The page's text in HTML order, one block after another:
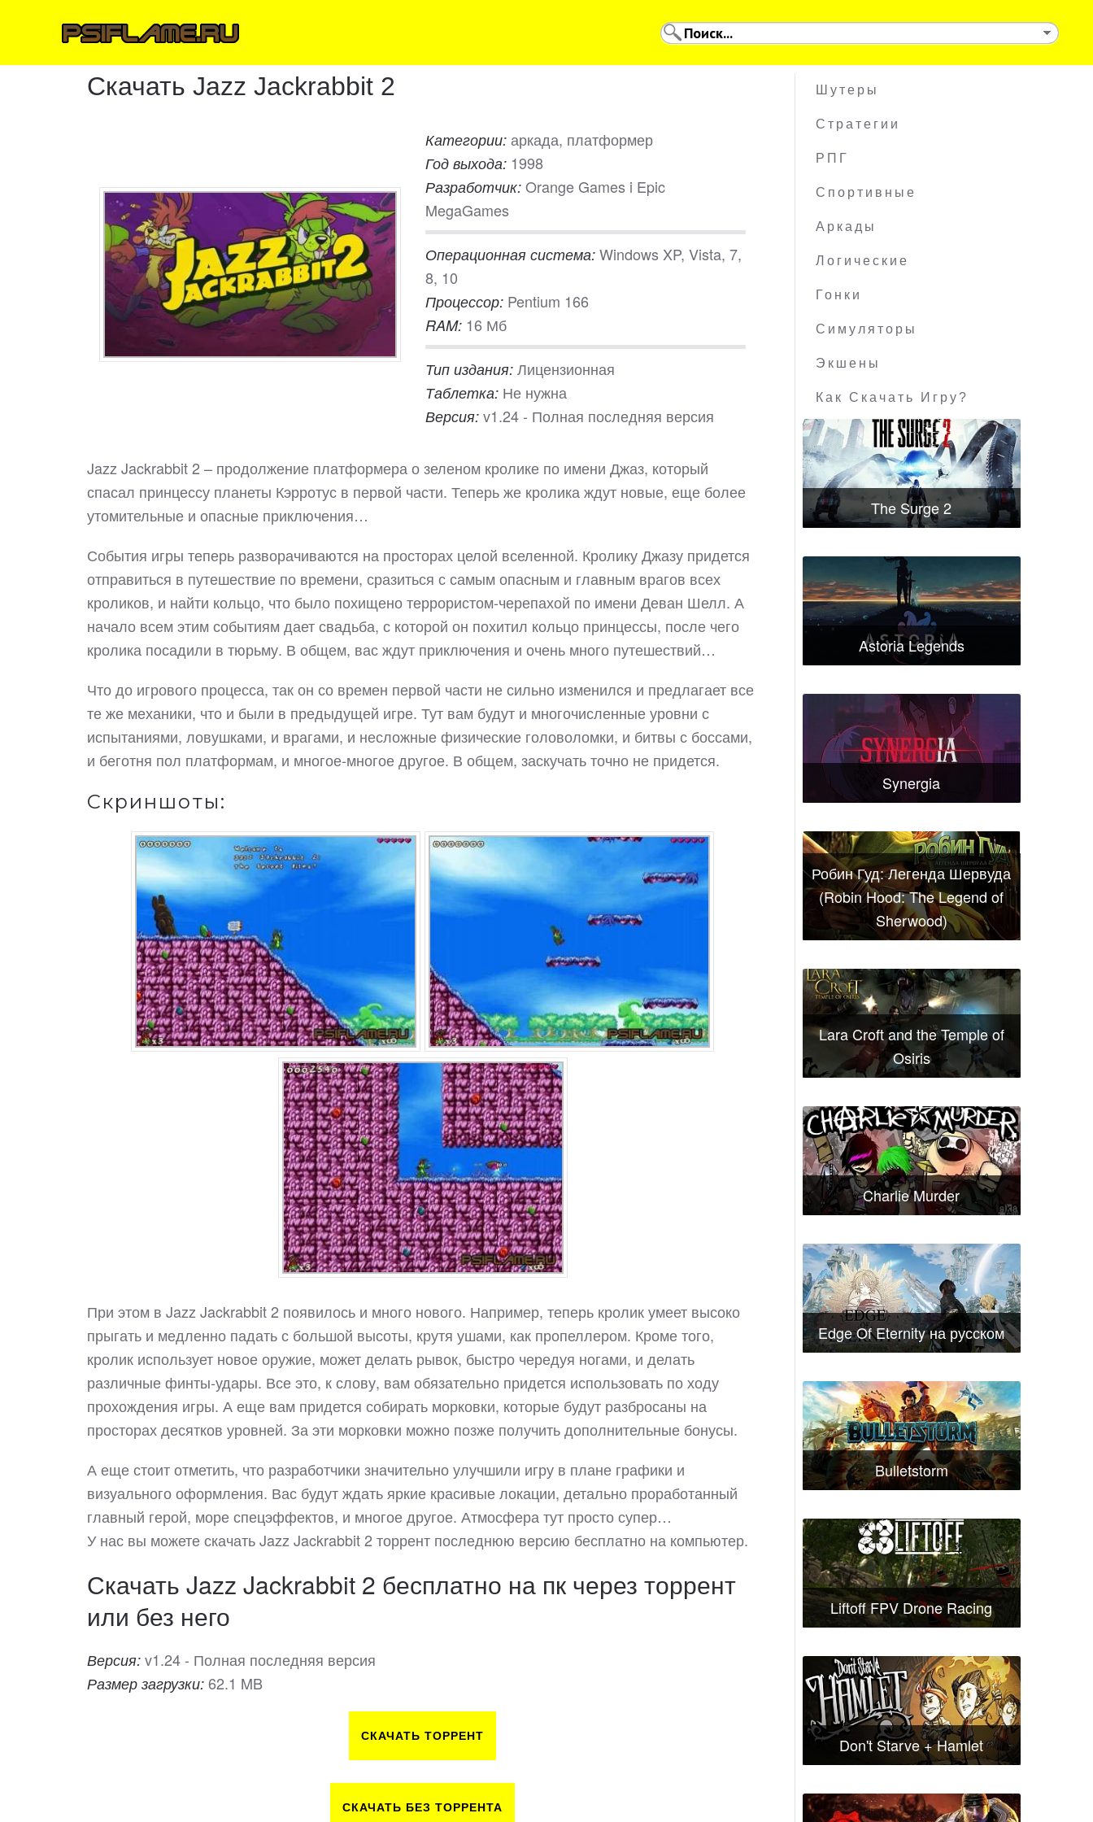
Скачать Jazz Jackrabbit 2
Категории: аркада, платформер
Год выхода: 1998
Разработчик: Orange Games i Epic
MegaGames
Операционная система: Windows XP, Vista, 7,
8, 10
Процессор: Pentium 166
RAM: 16 Мб
Тип издания: Лицензионная
Таблетка: Не нужна
Версия: v1.24 - Полная последняя версия
Jazz Jackrabbit 2 – продолжение платформера о зеленом кролике по имени Джаз, который
спасал принцессу планеты Кэрротус в первой части. Теперь же кролика ждут новые, еще более
утомительные и опасные приключения…
События игры теперь разворачиваются на просторах целой вселенной. Кролику Джазу придется
отправиться в путешествие по времени, сразиться с самым опасным и главным врагов всех
кроликов, и найти кольцо, что было похищено террористом-черепахой по имени Деван Шелл. А
начало всем этим событиям дает свадьба, с которой он похитил кольцо принцессы, после чего
кролика посадили в тюрьму. В общем, вас ждут приключения и очень много путешествий…
Что до игрового процесса, так он со времен первой части не сильно изменился и предлагает все
те же механики, что и были в предыдущей игре. Тут вам будут и многочисленные уровни с
испытаниями, ловушками, и врагами, и несложные физические головоломки, и битвы с боссами,
и беготня пол платформам, и многое-многое другое. В общем, заскучать точно не придется.
Скриншоты:
При этом в Jazz Jackrabbit 2 появилось и много нового. Например, теперь кролик умеет высоко
прыгать и медленно падать с большой высоты, крутя ушами, как пропеллером. Кроме того,
кролик использует новое оружие, может делать рывок, быстро чередуя ногами, и делать
различные финты-удары. Все это, к слову, вам обязательно придется использовать по ходу
прохождения игры. А еще вам придется собирать морковки, которые будут разбросаны на
просторах десятков уровней. За эти морковки можно позже получить дополнительные бонусы.
А еще стоит отметить, что разработчики значительно улучшили игру в плане графики и
визуального оформления. Вас будут ждать яркие красивые локации, детально проработанный
главный герой, море спецэффектов, и многое другое. Атмосфера тут просто супер…
У нас вы можете скачать Jazz Jackrabbit 2 торрент последнюю версию бесплатно на компьютер.
Скачать Jazz Jackrabbit 2 бесплатно на пк через торрент
или без него
Версия: v1.24 - Полная последняя версия
Размер загрузки: 62.1 MB
СКАЧАТЬ ТОРРЕНТ
СКАЧАТЬ БЕЗ ТОРРЕНТА
Шутеры
Стратегии
РПГ
Спортивные
Аркады
Логические
Гонки
Симуляторы
Экшены
Как Скачать Игру?
The Surge 2
Astoria Legends
Synergia
Робин Гуд: Легенда Шервуда
(Robin Hood: The Legend of
Sherwood)
Lara Croft and the Temple of
Osiris
Charlie Murder
Edge Of Eternity на русском
Bulletstorm
Liftoff FPV Drone Racing
Don't Starve + Hamlet